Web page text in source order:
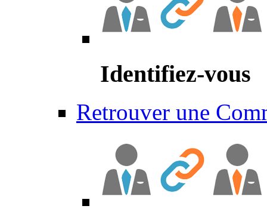
Identifiez-vous
Retrouver une